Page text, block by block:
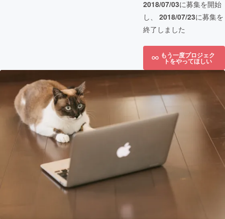
2018/07/03に募集を開始
し、 2018/07/23に募集を
終了しました
もう一度プロジェク
トをやってほしい